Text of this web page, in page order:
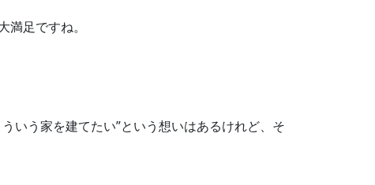
足ですね。
いう家を建てたい”という想いはあるけれど、そ